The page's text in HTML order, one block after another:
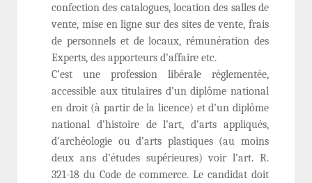
confection des catalogues, location des salles de
vente, mise en ligne sur des sites de vente, frais
de personnels et de locaux, rémunération des
Experts, des apporteurs d’affaire etc.
C’est une profession libérale réglementée,
accessible aux titulaires d’un diplôme national
en droit (à partir de la licence) et d’un diplôme
national d’histoire de l’art, d’arts appliqués,
d’archéologie ou d’arts plastiques (au moins
deux ans d’études supérieures) voir l’art. R.
321-18 du Code de commerce. Le candidat doit